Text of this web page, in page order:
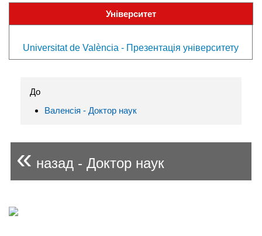
Університет
Universitat de València - Презентація університету
До
Валенсія - Доктор наук
« назад - Доктор наук